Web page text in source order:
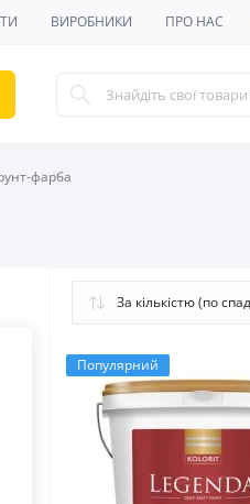
ВИРОБНИКИ ПРО НАС
фарба
Популярний